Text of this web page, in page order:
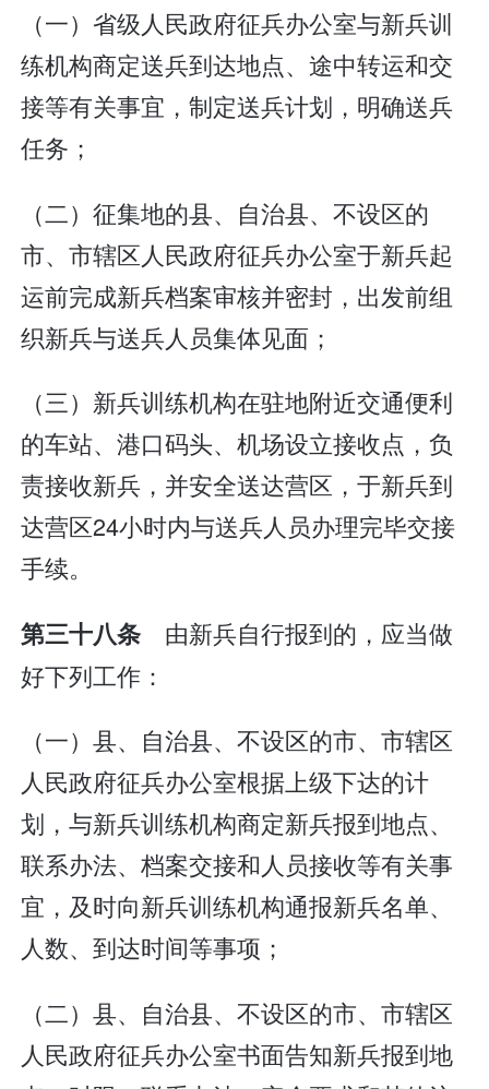
（一）省级人民政府征兵办公室与新兵训
练机构商定送兵到达地点、途中转运和交
接等有关事宜，制定送兵计划，明确送兵
任务；
（二）征集地的县、自治县、不设区的
市、市辖区人民政府征兵办公室于新兵起
运前完成新兵档案审核并密封，出发前组
织新兵与送兵人员集体见面；
（三）新兵训练机构在驻地附近交通便利
的车站、港口码头、机场设立接收点，负
责接收新兵，并安全送达营区，于新兵到
达营区24小时内与送兵人员办理完毕交接
手续。
第三十八条 由新兵自行报到的，应当做
好下列工作：
（一）县、自治县、不设区的市、市辖区
人民政府征兵办公室根据上级下达的计
划，与新兵训练机构商定新兵报到地点、
联系办法、档案交接和人员接收等有关事
宜，及时向新兵训练机构通报新兵名单、
人数、到达时间等事项；
（二）县、自治县、不设区的市、市辖区
人民政府征兵办公室书面告知新兵报到地